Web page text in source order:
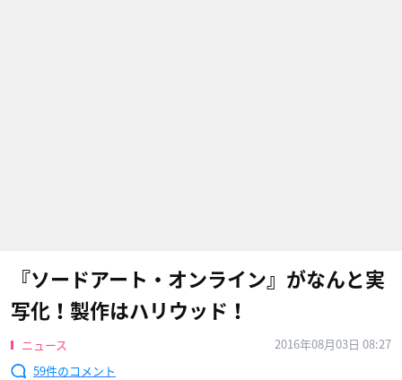
『ソードアート・オンライン』がなんと実
写化！製作はハリウッド！
ニュース
2016年08月03日 08:27
59